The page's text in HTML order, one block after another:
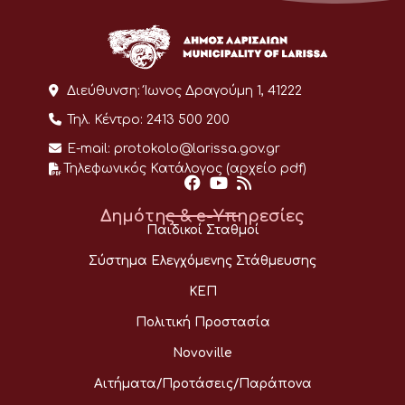
Διεύθυνση: Ίωνος Δραγούμη 1, 41222
Τηλ. Κέντρο: 2413 500 200
E-mail: protokolo@larissa.gov.gr
Τηλεφωνικός Κατάλογος (αρχείο pdf)
Δημότης & e-Υπηρεσίες
Παιδικοί Σταθμοί
Σύστημα Ελεγχόμενης Στάθμευσης
ΚΕΠ
Πολιτική Προστασία
Novoville
Αιτήματα/Προτάσεις/Παράπονα